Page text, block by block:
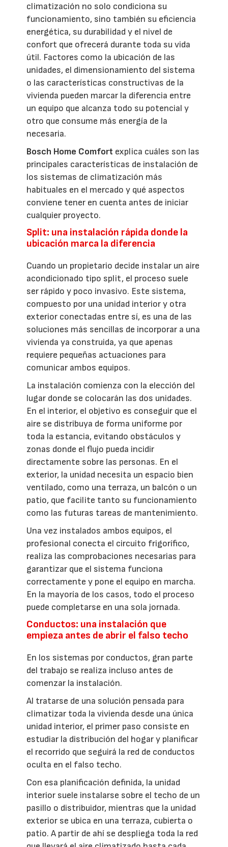
climatización no solo condiciona su
funcionamiento, sino también su eficiencia
energética, su durabilidad y el nivel de
confort que ofrecerá durante toda su vida
útil. Factores como la ubicación de las
unidades, el dimensionamiento del sistema
o las características constructivas de la
vivienda pueden marcar la diferencia entre
un equipo que alcanza todo su potencial y
otro que consume más energía de la
necesaria.
Bosch Home Comfort explica cuáles son las
principales características de instalación de
los sistemas de climatización más
habituales en el mercado y qué aspectos
conviene tener en cuenta antes de iniciar
cualquier proyecto.
Split: una instalación rápida donde la
ubicación marca la diferencia
Cuando un propietario decide instalar un aire
acondicionado tipo split, el proceso suele
ser rápido y poco invasivo. Este sistema,
compuesto por una unidad interior y otra
exterior conectadas entre sí, es una de las
soluciones más sencillas de incorporar a una
vivienda ya construida, ya que apenas
requiere pequeñas actuaciones para
comunicar ambos equipos.
La instalación comienza con la elección del
lugar donde se colocarán las dos unidades.
En el interior, el objetivo es conseguir que el
aire se distribuya de forma uniforme por
toda la estancia, evitando obstáculos y
zonas donde el flujo pueda incidir
directamente sobre las personas. En el
exterior, la unidad necesita un espacio bien
ventilado, como una terraza, un balcón o un
patio, que facilite tanto su funcionamiento
como las futuras tareas de mantenimiento.
Una vez instalados ambos equipos, el
profesional conecta el circuito frigorífico,
realiza las comprobaciones necesarias para
garantizar que el sistema funciona
correctamente y pone el equipo en marcha.
En la mayoría de los casos, todo el proceso
puede completarse en una sola jornada.
Conductos: una instalación que
empieza antes de abrir el falso techo
En los sistemas por conductos, gran parte
del trabajo se realiza incluso antes de
comenzar la instalación.
Al tratarse de una solución pensada para
climatizar toda la vivienda desde una única
unidad interior, el primer paso consiste en
estudiar la distribución del hogar y planificar
el recorrido que seguirá la red de conductos
oculta en el falso techo.
Con esa planificación definida, la unidad
interior suele instalarse sobre el techo de un
pasillo o distribuidor, mientras que la unidad
exterior se ubica en una terraza, cubierta o
patio. A partir de ahí se despliega toda la red